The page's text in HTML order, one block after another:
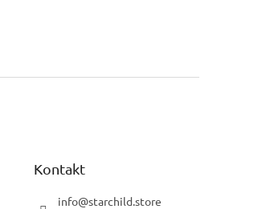
Kontakt
info@starchild.store